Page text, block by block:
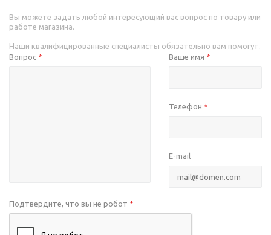
Вы можете задать любой интересующий вас вопрос по товару или
работе магазина.
Наши квалифицированные специалисты обязательно вам помогут.
Вопрос * Ваше имя *
Телефон *
E-mail
Подтвердите, что вы не робот *